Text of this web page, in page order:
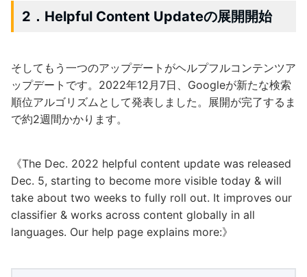
2．Helpful Content Updateの展開開始
そしてもう一つのアップデートがヘルプフルコンテンツア
ップデートです。2022年12月7日、Googleが新たな検索
順位アルゴリズムとして発表しました。展開が完了するま
で約2週間かかります。
《The Dec. 2022 helpful content update was released
Dec. 5, starting to become more visible today & will
take about two weeks to fully roll out. It improves our
classifier & works across content globally in all
languages. Our help page explains more:》